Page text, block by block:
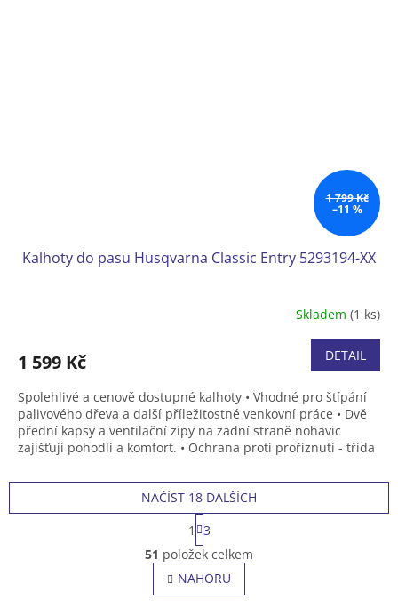
1 799 Kč
–11 %
Kalhoty do pasu Husqvarna Classic Entry 5293194-XX
Skladem (1 ks)
1 599 Kč DETAIL
Spolehlivé a cenově dostupné kalhoty • Vhodné pro štípání
palivového dřeva a další příležitostné venkovní práce • Dvě
přední kapsy a ventilační zipy na zadní straně nohavic
zajišťují pohodlí a komfort. • Ochrana proti proříznutí - třída
O
v
l
á
NAČÍST 18 DALŠÍCH
S
t
r
á
n
k
1
3
51 položek celkem
NAHORU